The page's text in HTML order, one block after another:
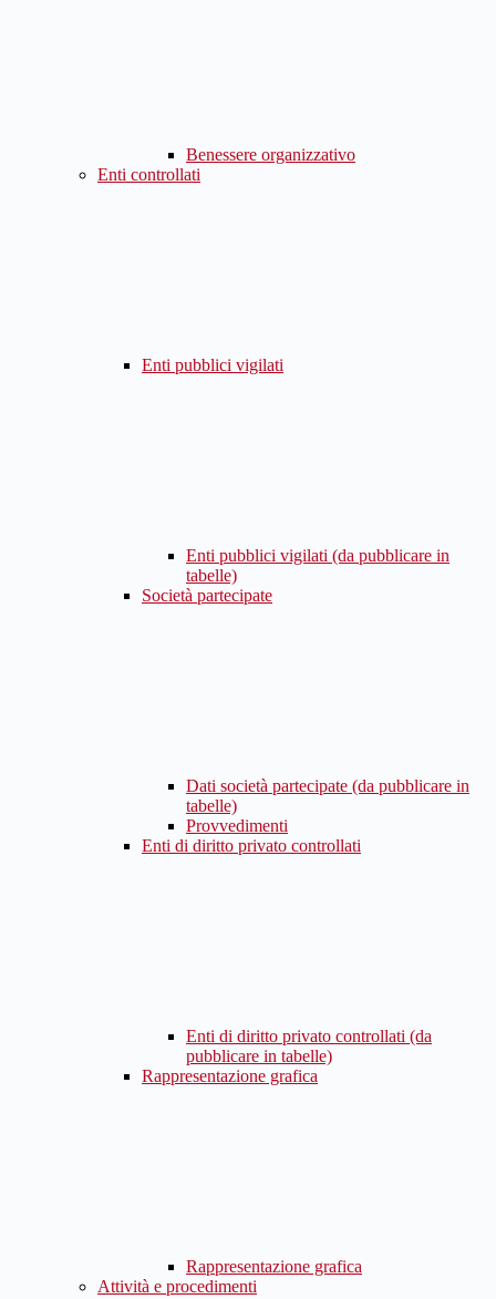
Benessere organizzativo
Enti controllati
Enti pubblici vigilati
Enti pubblici vigilati (da pubblicare in
tabelle)
Società partecipate
Dati società partecipate (da pubblicare in
tabelle)
Provvedimenti
Enti di diritto privato controllati
Enti di diritto privato controllati (da
pubblicare in tabelle)
Rappresentazione grafica
Rappresentazione grafica
Attività e procedimenti